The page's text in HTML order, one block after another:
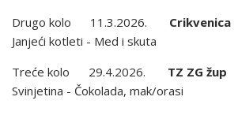
Drugo kolo 11.3.2026. Crikvenica
Janjeći kotleti - Med i skuta
Treće kolo 29.4.2026. TZ ZG žup
Svinjetina - Čokolada, mak/orasi